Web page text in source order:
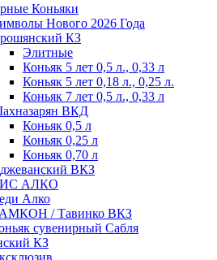
Коньяки
Нового 2026 Года
КЗ
Элитные
Коньяк 5 лет 0,5 л., 0,33 л
Коньяк 5 лет 0,18 л., 0,25 л.
Коньяк 7 лет 0,5 л., 0,33 л
ВКД
Коньяк 0,5 л
Коньяк 0,25 л
Коньяк 0,70 л
ВКЗ
АЛКО
Алко
/ Тавинко ВКЗ
сувенирный Сабля
КЗ